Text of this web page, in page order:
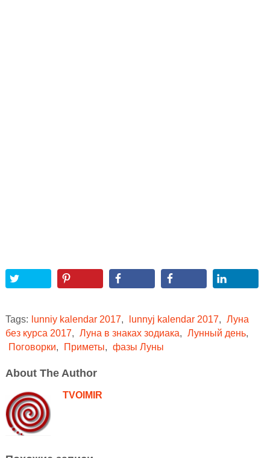
Tags: lunniy kalendar 2017, lunnyj kalendar 2017, Луна
без курса 2017, Луна в знаках зодиака, Лунный день,
Поговорки, Приметы, фазы Луны
About The Author
TVOIMIR